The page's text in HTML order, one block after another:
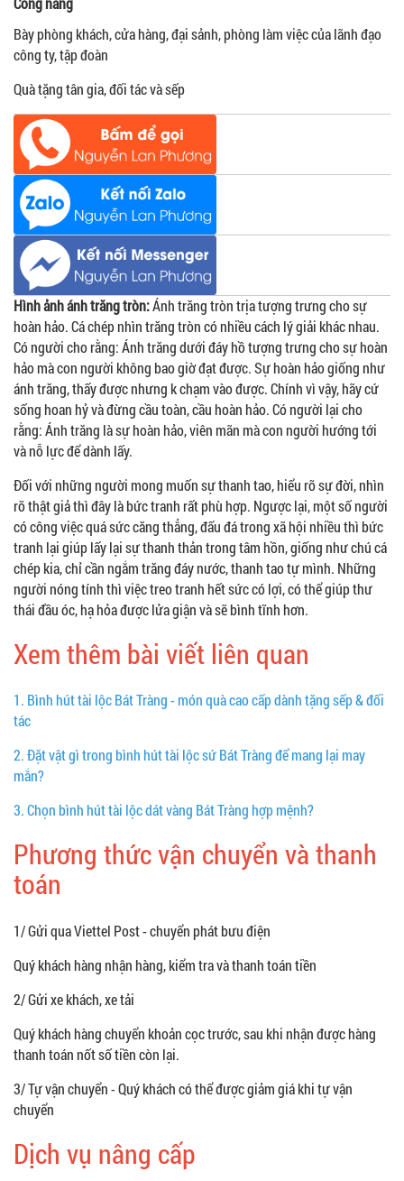
Bày phòng khách, cửa hàng, đại sảnh, phòng làm việc của lãnh đạo
công ty, tập đoàn
Quà tặng tân gia, đối tác và sếp
Hình ảnh ánh trăng tròn:Ánh trăng tròn trịa tượng trưng cho sự
hoàn hảo. Cá chép nhìn trăng tròn có nhiều cách lý giải khác nhau.
Có người cho rằng: Ánh trăng dưới đáy hồ tượng trưng cho sự hoàn
hảo mà con người không bao giờ đạt được. Sự hoàn hảo giống như
ánh trăng, thấy được nhưng k chạm vào được. Chính vì vậy, hãy cứ
sống hoan hỷ và đừng cầu toàn, cầu hoàn hảo. Có người lại cho
rằng: Ánh trăng là sự hoàn hảo, viên mãn mà con người hướng tới
và nỗ lực để dành lấy.
Đối với những người mong muốn sự thanh tao, hiểu rõ sự đời, nhìn
rõ thật giả thì đây là bức tranh rất phù hợp. Ngược lại, một số người
có công việc quá sức căng thẳng, đấu đá trong xã hội nhiều thì bức
tranh lại giúp lấy lại sự thanh thản trong tâm hồn, giống như chú cá
chép kia, chỉ cần ngắm trăng đáy nước, thanh tao tự mình. Những
người nóng tính thì việc treo tranh hết sức có lợi, có thể giúp thư
thái đầu óc, hạ hỏa được lửa giận và sẽ bình tĩnh hơn.
Xem thêm bài viết liên quan
1. Bình hút tài lộc Bát Tràng - món quà cao cấp dành tặng sếp & đối
tác
2.Đặt vật gì trong bình hút tài lộc sứ Bát Tràng để mang lại may
mắn?
3.Chọn bình hút tài lộc dát vàng Bát Tràng hợp mệnh?
Phương thức vận chuyển và thanh
toán
1/ Gửi qua Viettel Post - chuyển phát bưu điện
Quý khách hàng nhận hàng, kiểm tra và thanh toán tiền
2/ Gửi xe khách, xe tải
Quý khách hàng chuyển khoản cọc trước, sau khi nhận được hàng
thanh toán nốt số tiền còn lại.
3/ Tự vận chuyển - Quý khách có thể được giảm giá khi tự vận
chuyển
Dịch vụ nâng cấp